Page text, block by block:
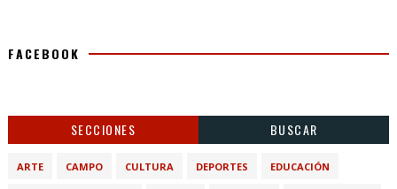
FACEBOOK
SECCIONES BUSCAR
ARTE CAMPO CULTURA DEPORTES EDUCACIÓN